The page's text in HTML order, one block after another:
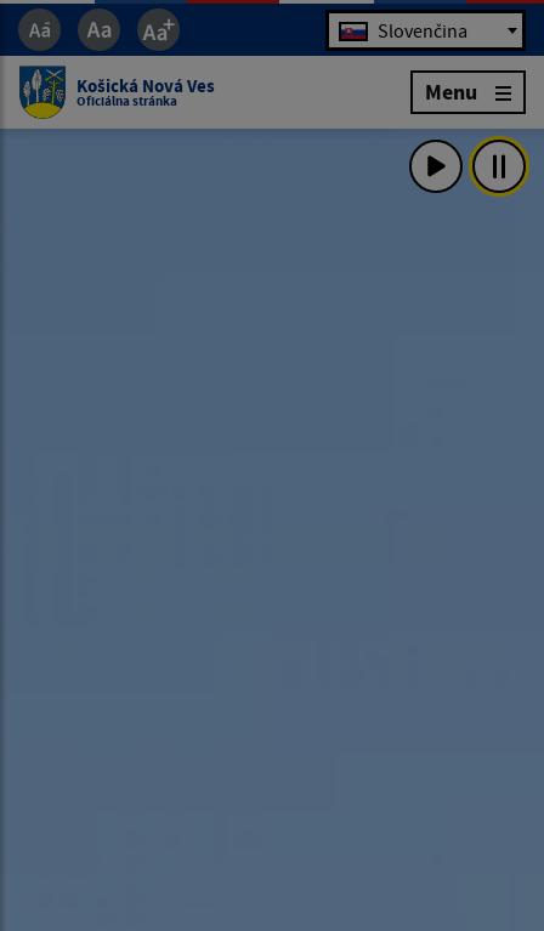
Jazyk Slovenčina
Košická Nová Ves
Oficiálna stránka Menu